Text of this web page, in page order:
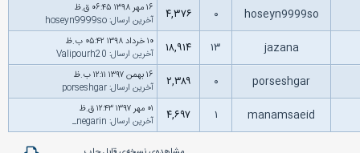
hoseyn9999so ۰ ۴,۳۷۶
۱۶ مهر ۱۳۹۸ ۰۶:۴۵ ق.ظ
آخرین ارسال:
hoseyn9999so
jazana ۱۳ ۱۸,۹۱۴
۱۰ خرداد ۱۳۹۸ ۰۵:۴۲ ب.ظ
آخرین ارسال:
Valipourh20
porseshgar ۰ ۲,۳۸۹
۱۶ بهمن ۱۳۹۷ ۱۲:۱۱ ب.ظ
آخرین ارسال:
porseshgar
manamsaeid ۴,۶۹۷
۰۱ مهر ۱۳۹۷ ۱۲:۴۳ ق.ظ
آخرین ارسال:
negarin_